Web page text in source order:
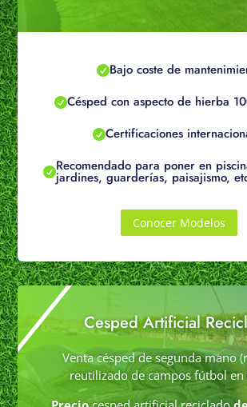
Bajo coste de
Césped con aspecto de hierba
Certificaciones
Recomendado para poner en
jardines, guarderías, paisajismo,
Conocer Modelos
Cesped Artificial
Venta césped de segunda mano
reutilizado de campos fútbol en